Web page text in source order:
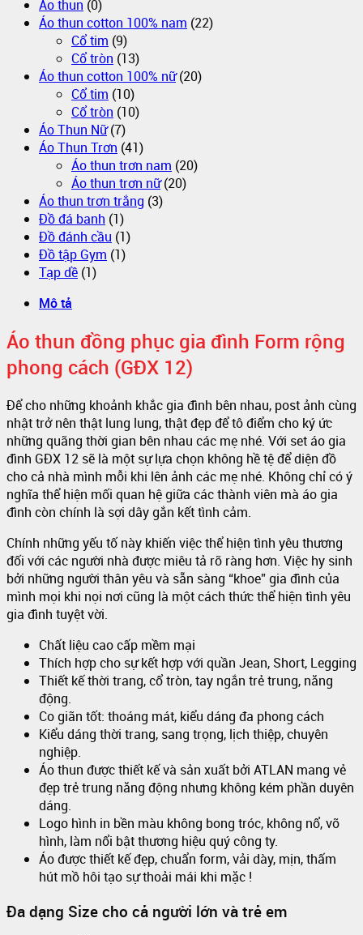
Áo thun (0)
Áo thun cotton 100% nam (22)
Cổ tim (9)
Cổ tròn (13)
Áo thun cotton 100% nữ (20)
Cổ tim (10)
Cổ tròn (10)
Áo Thun Nữ (7)
Áo Thun Trơn (41)
Áo thun trơn nam (20)
Áo thun trơn nữ (20)
Áo thun trơn trắng (3)
Đồ đá banh (1)
Đồ đánh cầu (1)
Đồ tập Gym (1)
Tạp dề (1)
Mô tả
Áo thun đồng phục gia đình Form rộng
phong cách (GĐX 12)
Để cho những khoảnh khắc gia đình bên nhau, post ảnh cùng
nhật trở nên thật lung lung, thật đẹp để tô điểm cho ký ức
những quãng thời gian bên nhau các mẹ nhé. Với set áo gia
đình GĐX 12 sẽ là một sự lựa chọn không hề tệ để diện đồ
cho cả nhà mình mỗi khi lên ảnh các mẹ nhé. Không chỉ có ý
nghĩa thể hiện mối quan hệ giữa các thành viên mà áo gia
đình còn chính là sợi dây gắn kết tình cảm.
Chính những yếu tố này khiến việc thể hiện tình yêu thương
đối với các người nhà được miêu tả rõ ràng hơn. Việc hy sinh
bởi những người thân yêu và sẵn sàng “khoe” gia đình của
mình mọi khi nọi nơi cũng là một cách thức thể hiện tình yêu
gia đình tuyệt vời.
Chất liệu cao cấp mềm mại
Thích hợp cho sự kết hợp với quần Jean, Short, Legging
Thiết kế thời trang, cổ tròn, tay ngắn trẻ trung, năng
động.
Co giãn tốt: thoáng mát, kiểu dáng đa phong cách
Kiểu dáng thời trang, sang trọng, lịch thiệp, chuyên
nghiệp.
Áo thun được thiết kế và sản xuất bởi ATLAN mang vẻ
đẹp trẻ trung năng động nhưng không kém phần duyên
dáng.
Logo hình in bền màu không bong tróc, không nổ, vỡ
hình, làm nổi bật thương hiệu quý công ty.
Áo được thiết kế đẹp, chuẩn form, vải dày, mịn, thấm
hút mồ hôi tạo sự thoải mái khi mặc !
Đa dạng Size cho cả người lớn và trẻ em